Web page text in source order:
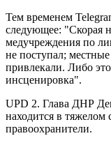
Тем временем
следующее: "Скорая
медучреждения по
не поступал;
привлекали. Либо
инсценировка".
UPD 2. Глава ДНР
находится в тяжелом
правоохранители.